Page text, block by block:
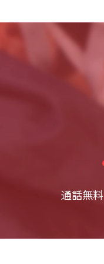
通話無料